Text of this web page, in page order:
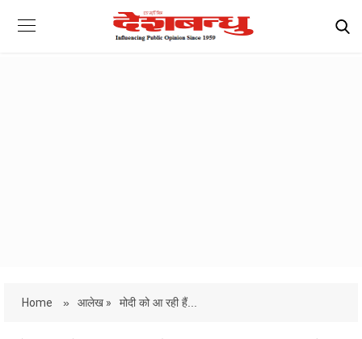
Home » आलेख » मोदी को आ रही हैं...